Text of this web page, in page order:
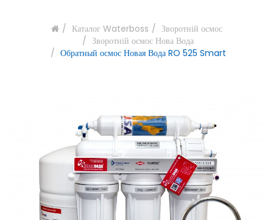
Каталог Waterboss
Зворотній осмос
Зворотній осмос Нова Вода
Обратный осмос Новая Вода RO 525 Smart
ОТПРАВИТЬ